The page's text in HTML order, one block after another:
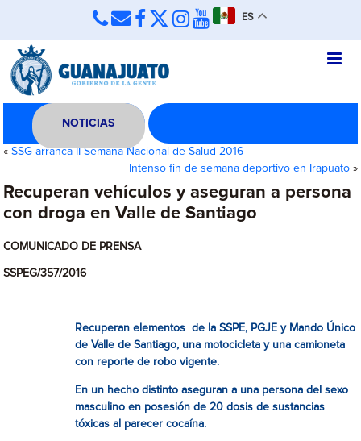
ES
NOTICIAS
«SSG arranca II Semana Nacional de Salud 2016
Intenso fin de semana deportivo en Irapuato»
Recuperan vehículos y aseguran a persona
con droga en Valle de Santiago
COMUNICADO DE PRENSA
SSPEG/357/2016
Recuperan elementos de la SSPE, PGJE y Mando Único
de Valle de Santiago, una motocicleta y una camioneta
con reporte de robo vigente.
En un hecho distinto aseguran a una persona del sexo
masculino en posesión de 20 dosis de sustancias
tóxicas al parecer cocaína.